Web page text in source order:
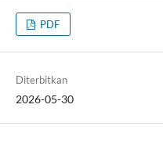
PDF
Diterbitkan
2026-05-30